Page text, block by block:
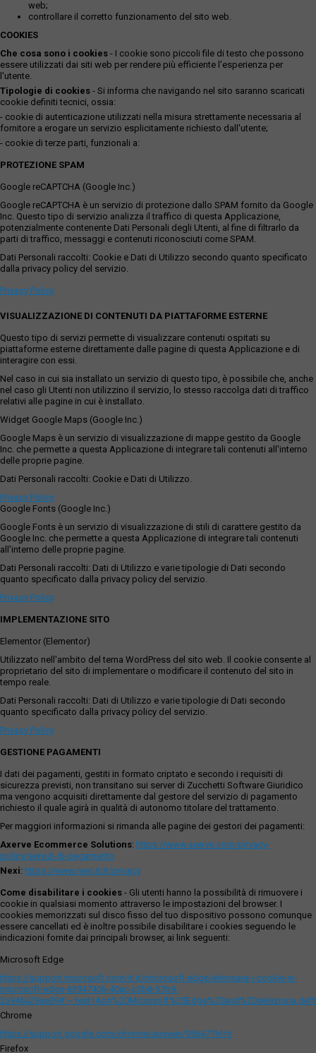
web;
controllare il corretto funzionamento del sito web.
COOKIES
Che cosa sono i cookies - I cookie sono piccoli file di testo che possono
essere utilizzati dai siti web per rendere più efficiente l'esperienza per
l'utente.
Tipologie di cookies - Si informa che navigando nel sito saranno scaricati
cookie definiti tecnici, ossia:
- cookie di autenticazione utilizzati nella misura strettamente necessaria al
fornitore a erogare un servizio esplicitamente richiesto dall'utente;
- cookie di terze parti, funzionali a:
PROTEZIONE SPAM
Google reCAPTCHA (Google Inc.)
Google reCAPTCHA è un servizio di protezione dallo SPAM fornito da Google
Inc. Questo tipo di servizio analizza il traffico di questa Applicazione,
potenzialmente contenente Dati Personali degli Utenti, al fine di filtrarlo da
parti di traffico, messaggi e contenuti riconosciuti come SPAM.
Dati Personali raccolti: Cookie e Dati di Utilizzo secondo quanto specificato
dalla privacy policy del servizio.
Privacy Policy
VISUALIZZAZIONE DI CONTENUTI DA PIATTAFORME ESTERNE
Questo tipo di servizi permette di visualizzare contenuti ospitati su
piattaforme esterne direttamente dalle pagine di questa Applicazione e di
interagire con essi.
Nel caso in cui sia installato un servizio di questo tipo, è possibile che, anche
nel caso gli Utenti non utilizzino il servizio, lo stesso raccolga dati di traffico
relativi alle pagine in cui è installato.
Widget Google Maps (Google Inc.)
Google Maps è un servizio di visualizzazione di mappe gestito da Google
Inc. che permette a questa Applicazione di integrare tali contenuti all'interno
delle proprie pagine.
Dati Personali raccolti: Cookie e Dati di Utilizzo.
Privacy Policy
Google Fonts (Google Inc.)
Google Fonts è un servizio di visualizzazione di stili di carattere gestito da
Google Inc. che permette a questa Applicazione di integrare tali contenuti
all'interno delle proprie pagine.
Dati Personali raccolti: Dati di Utilizzo e varie tipologie di Dati secondo
quanto specificato dalla privacy policy del servizio.
Privacy Policy
IMPLEMENTAZIONE SITO
Elementor (Elementor)
Utilizzato nell'ambito del tema WordPress del sito web. Il cookie consente al
proprietario del sito di implementare o modificare il contenuto del sito in
tempo reale.
Dati Personali raccolti: Dati di Utilizzo e varie tipologie di Dati secondo
quanto specificato dalla privacy policy del servizio.
Privacy Policy
GESTIONE PAGAMENTI
I dati dei pagamenti, gestiti in formato criptato e secondo i requisiti di
sicurezza previsti, non transitano sui server di Zucchetti Software Giuridico
ma vengono acquisiti direttamente dal gestore del servizio di pagamento
richiesto il quale agirà in qualità di autonomo titolare del trattamento.
Per maggiori informazioni si rimanda alle pagine dei gestori dei pagamenti:
Axerve Ecommerce Solutions: https://www.axerve.com/privacy-
policy/servizi-di-pagamento
Nexi: https://www.nexi.it/it/privacy
Come disabilitare i cookies - Gli utenti hanno la possibilità di rimuovere i
cookie in qualsiasi momento attraverso le impostazioni del browser. I
cookies memorizzati sul disco fisso del tuo dispositivo possono comunque
essere cancellati ed è inoltre possibile disabilitare i cookies seguendo le
indicazioni fornite dai principali browser, ai link seguenti:
Microsoft Edge
https://support.microsoft.com/it-it/microsoft-edge/eliminare-i-cookie-in-
microsoft-edge-63947406-40ac-c3b8-57b9-
Chrome
https://support.google.com/chrome/answer/95647?hl=it
Firefox